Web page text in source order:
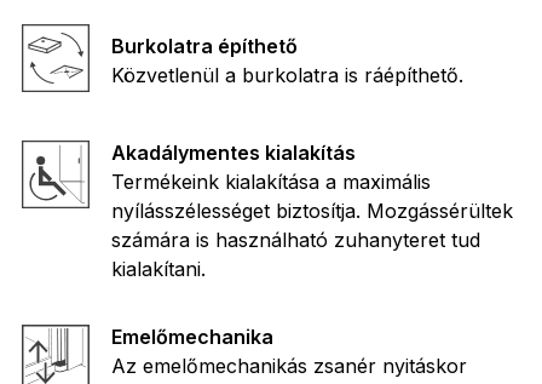
Burkolatra építhető
Közvetlenül a burkolatra is ráépíthető.
Akadálymentes kialakítás
Termékeink kialakítása a maximális
nyílásszélességet biztosítja. Mozgássérültek
számára is használható zuhanyteret tud
kialakítani.
Emelőmechanika
Az emelőmechanikás zsanér nyitáskor